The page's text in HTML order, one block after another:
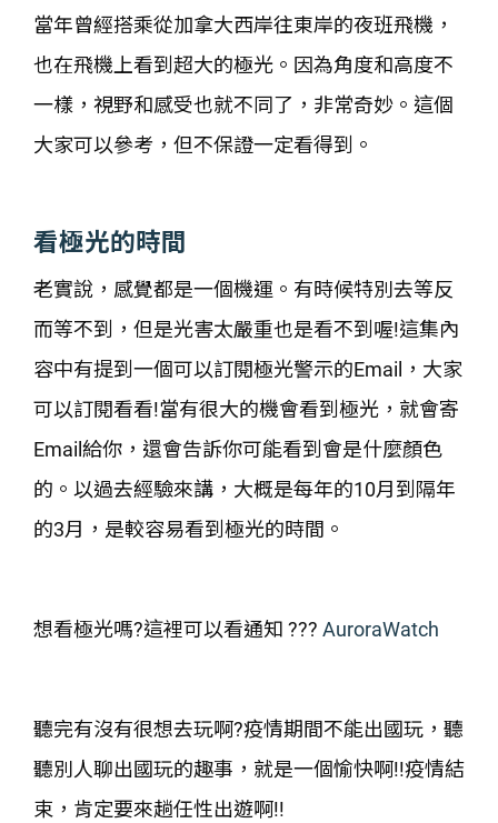
當年曾經搭乘從加拿大西岸往東岸的夜班飛機，
也在飛機上看到超大的極光。因為角度和高度不
一樣，視野和感受也就不同了，非常奇妙。這個
大家可以參考，但不保證一定看得到。
看極光的時間
老實說，感覺都是一個機運。有時候特別去等反
而等不到，但是光害太嚴重也是看不到喔!這集內
容中有提到一個可以訂閱極光警示的Email，大家
可以訂閱看看!當有很大的機會看到極光，就會寄
Email給你，還會告訴你可能看到會是什麼顏色
的。以過去經驗來講，大概是每年的10月到隔年
的3月，是較容易看到極光的時間。
想看極光嗎?這裡可以看通知 ??? AuroraWatch
聽完有沒有很想去玩啊?疫情期間不能出國玩，聽
聽別人聊出國玩的趣事，就是一個愉快啊!!疫情結
束，肯定要來趟任性出遊啊!!